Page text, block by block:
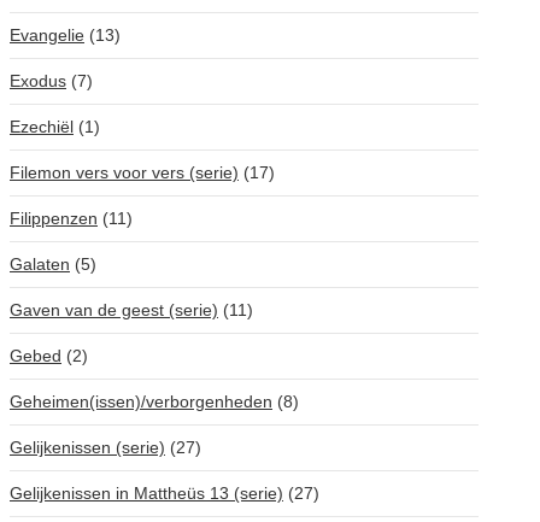
Evangelie (13)
Exodus (7)
Ezechiël (1)
Filemon vers voor vers (serie) (17)
Filippenzen (11)
Galaten (5)
Gaven van de geest (serie) (11)
Gebed (2)
Geheimen(issen)/verborgenheden (8)
Gelijkenissen (serie) (27)
Gelijkenissen in Mattheüs 13 (serie) (27)